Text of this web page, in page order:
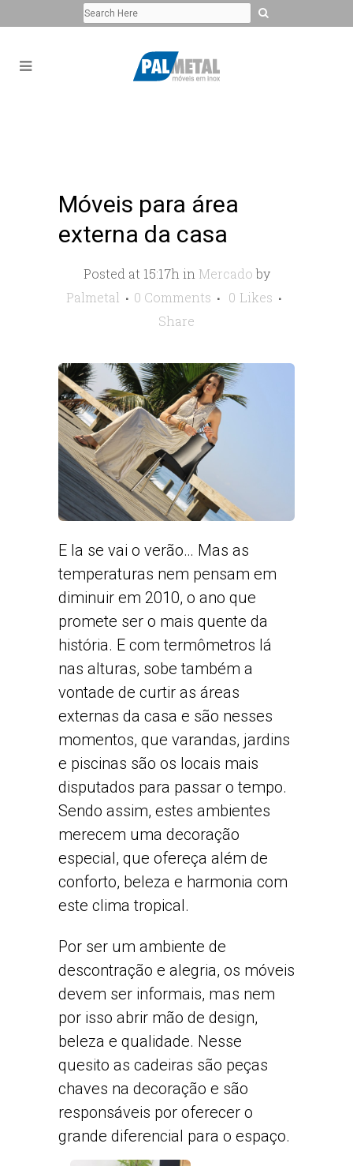
Móveis para área
externa da casa
Posted at 15:17h in Mercado by
Palmetal
0 Comments 0 Likes
Share
E la se vai o verão… Mas as
temperaturas nem pensam em
diminuir em 2010, o ano que
promete ser o mais quente da
história. E com termômetros lá
nas alturas, sobe também a
vontade de curtir as áreas
externas da casa e são nesses
momentos, que varandas, jardins
e piscinas são os locais mais
disputados para passar o tempo.
Sendo assim, estes ambientes
merecem uma decoração
especial, que ofereça além de
conforto, beleza e harmonia com
este clima tropical.
Por ser um ambiente de
descontração e alegria, os móveis
devem ser informais, mas nem
por isso abrir mão de design,
beleza e qualidade. Nesse
quesito as cadeiras são peças
chaves na decoração e são
responsáveis por oferecer o
grande diferencial para o espaço.